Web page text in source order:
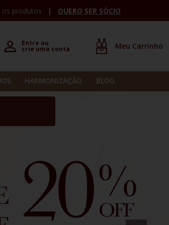
produtos QUERO SER SÓCIO
Entre ou
crie uma conta
HARMONIZAÇÃO BLOG